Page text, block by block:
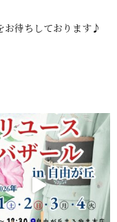
お待ちしております♪